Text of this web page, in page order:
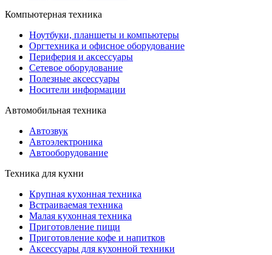
Компьютерная техника
Ноутбуки, планшеты и компьютеры
Оргтехника и офисное оборудование
Периферия и аксессуары
Cетевое оборудование
Полезные аксессуары
Носители информации
Автомобильная техника
Автозвук
Автоэлектроника
Автооборудование
Техника для кухни
Крупная кухонная техника
Встраиваемая техника
Малая кухонная техника
Приготовление пищи
Приготовление кофе и напитков
Аксессуары для кухонной техники